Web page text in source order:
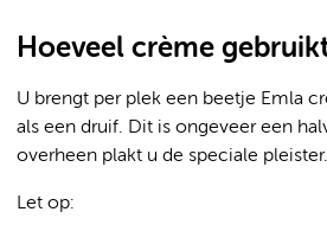
Hoeveel crème
U brengt per plek een beetje Emla
als een druif. Dit is ongeveer een
overheen plakt u de speciale pleister.
Let op: